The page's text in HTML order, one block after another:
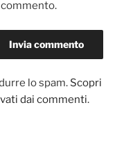
lo spam. Scopri
dai commenti.